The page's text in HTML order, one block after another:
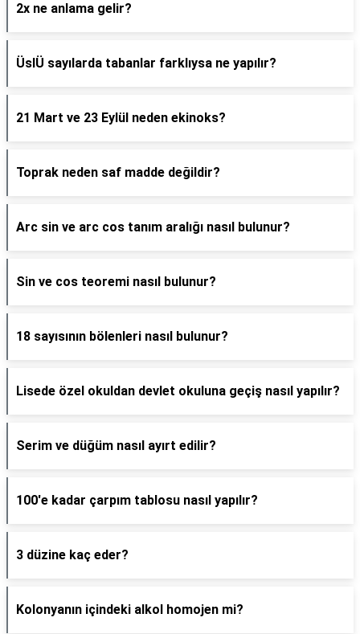
2x ne anlama gelir?
ÜslÜ sayılarda tabanlar farklıysa ne yapılır?
21 Mart ve 23 Eylül neden ekinoks?
Toprak neden saf madde değildir?
Arc sin ve arc cos tanım aralığı nasıl bulunur?
Sin ve cos teoremi nasıl bulunur?
18 sayısının bölenleri nasıl bulunur?
Lisede özel okuldan devlet okuluna geçiş nasıl yapılır?
Serim ve düğüm nasıl ayırt edilir?
100'e kadar çarpım tablosu nasıl yapılır?
3 düzine kaç eder?
Kolonyanın içindeki alkol homojen mi?